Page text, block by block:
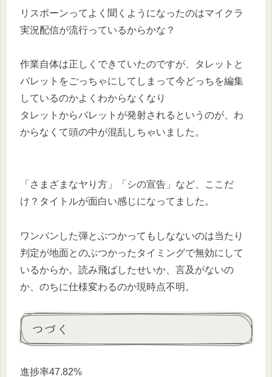
リスポーンってよく聞くようになったのはマイクラ
実況配信が流行っているからかな？
作業自体は正しくできていたのですが、タレットと
バレットをごっちゃにしてしまって今どっちを編集
しているのかよくわからなくなり
タレットからバレットが発射されるというのが、わ
からなくて頭の中が混乱しちゃいました。
「さまざまなヤり方」「シの宣告」など、ここだ
け？タイトルが面白い感じになってました。
ワンバンした弾とぶつかってもしなないのは当たり
判定が地面とのぶつかったタイミングで無効にして
いるからか。読み飛ばしたせいか、言及がないの
か、のちに仕様変わるのか現時点不明。
つづく
進捗率47.82%